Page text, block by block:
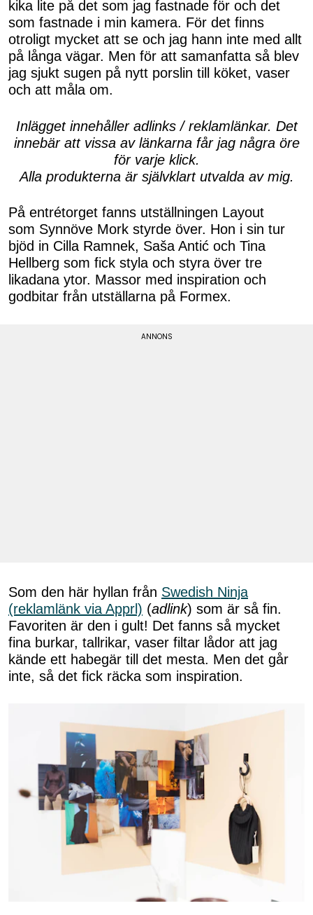
kika lite på det som jag fastnade för och det
som fastnade i min kamera. För det finns
otroligt mycket att se och jag hann inte med allt
på långa vägar. Men för att samanfatta så blev
jag sjukt sugen på nytt porslin till köket, vaser
och att måla om.
Inlägget innehåller adlinks / reklamlänkar. Det
innebär att vissa av länkarna får jag några öre
för varje klick.
Alla produkterna är självklart utvalda av mig.
På entrétorget fanns utställningen Layout
som Synnöve Mork styrde över. Hon i sin tur
bjöd in Cilla Ramnek, Saša Antić och Tina
Hellberg som fick styla och styra över tre
likadana ytor. Massor med inspiration och
godbitar från utställarna på Formex.
Som den här hyllan från Swedish Ninja
(reklamlänk via Apprl) (adlink) som är så fin.
Favoriten är den i gult! Det fanns så mycket
fina burkar, tallrikar, vaser filtar lådor att jag
kände ett habegär till det mesta. Men det går
inte, så det fick räcka som inspiration.